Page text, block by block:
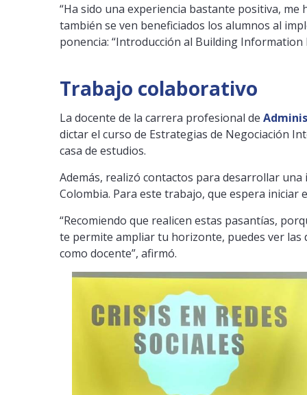
“Ha sido una experiencia bastante positiva,
también se ven beneficiados los alumnos al
ponencia: “Introducción al Building Information
Trabajo colaborativo
La docente de la carrera profesional de
dictar el curso de Estrategias de Negociación
casa de estudios.
Además, realizó contactos para desarrollar
Colombia. Para este trabajo, que espera
“Recomiendo que realicen estas pasantías,
te permite ampliar tu horizonte, puedes ver
como docente”, afirmó.